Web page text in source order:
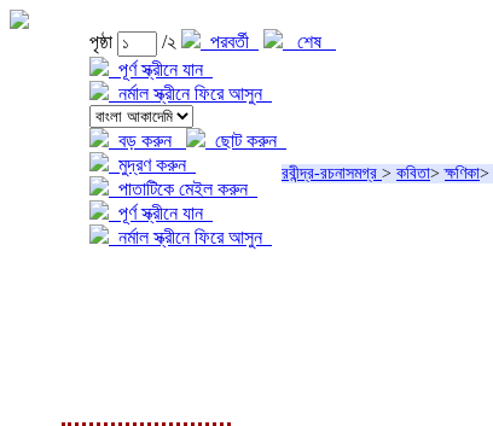
পৃষ্ঠা /২ পরবর্তী
শেষ
পূর্ণ স্ক্রীনে যান
নর্মাল স্ক্রীনে ফিরে আসুন
বড় করুন
ছোট করুন
মুদ্রণ করুন
পাতাটিকে মেইল করুন
পূর্ণ স্ক্রীনে যান
নর্মাল স্ক্রীনে ফিরে আসুন
রবীন্দ্র-রচনাসমগ্র > কবিতা>ক্ষণিকা>